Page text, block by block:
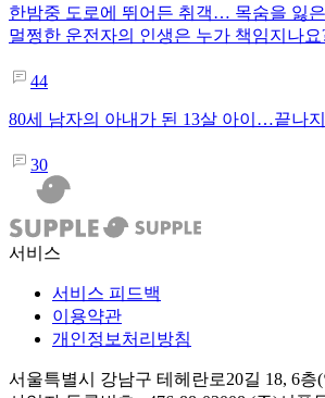
한밤중 도로에 뛰어든 취객… 목숨을 잃
멀쩡한 운전자의 인생은 누가 책임지나요
44
80세 남자의 아내가 된 13살 아이…끝나
30
서비스
서비스 피드백
이용약관
개인정보처리방침
서울특별시 강남구 테헤란로20길 18, 6층